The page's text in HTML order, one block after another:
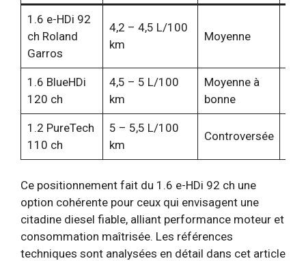
1.6 e-HDi 92
ch Roland
Garros
4,2 – 4,5 L/100
km
Moyenne
1.6 BlueHDi
120 ch
4,5 – 5 L/100
km
Moyenne à
bonne
1.2 PureTech
110 ch
5 – 5,5 L/100
km
Controversée
Ce positionnement fait du 1.6 e-HDi 92 ch une
option cohérente pour ceux qui envisagent une
citadine diesel fiable, alliant performance moteur et
consommation maîtrisée. Les références
techniques sont analysées en détail dans cet article